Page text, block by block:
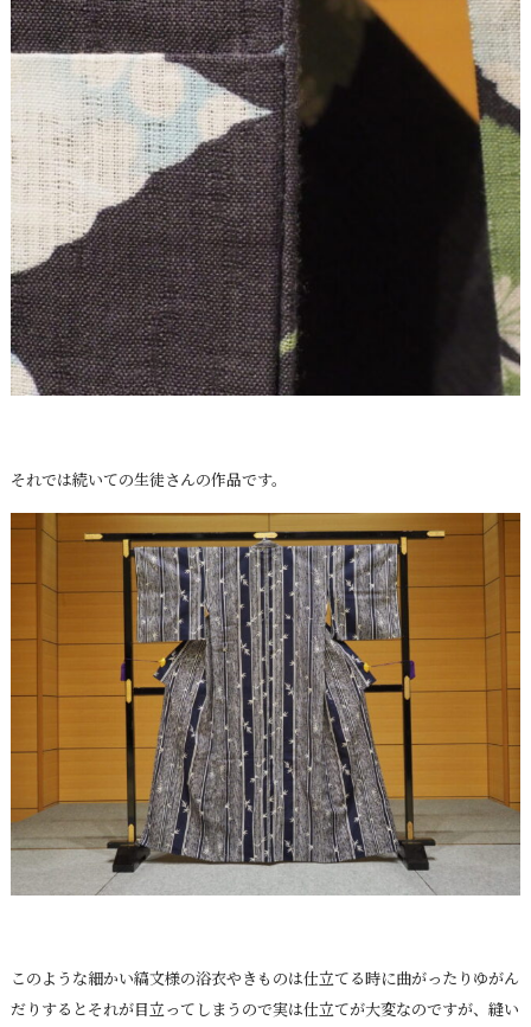
それでは続いての生徒さんの作品です。
このような細かい縞文様の浴衣やきものは仕立てる時に曲がったりゆがん
だりするとそれが目立ってしまうので実は仕立てが大変なのですが、縫い